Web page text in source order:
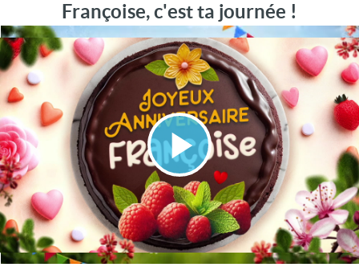
Françoise, c'est ta journée !
Lire
la